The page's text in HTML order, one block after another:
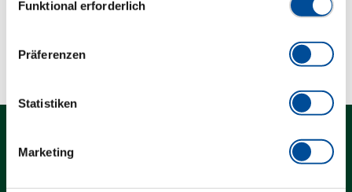
Funktional erforderlich
Präferenzen
Statistiken
Marketing